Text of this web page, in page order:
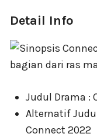
Detail Info
Judul Drama :
Alternatif
Connect 2022